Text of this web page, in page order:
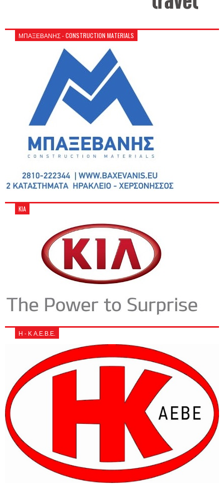
ΜΠΑΞΕΒΑΝΗΣ - CONSTRUCTION MATERIALS
KIA
Η - Κ Α.Ε.Β.Ε.